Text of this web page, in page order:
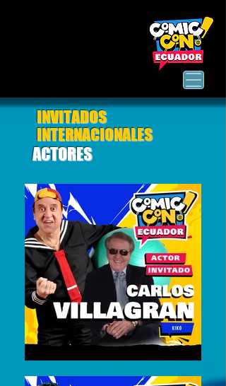
INVITADOS
INTERNACIONALES
ACTORES